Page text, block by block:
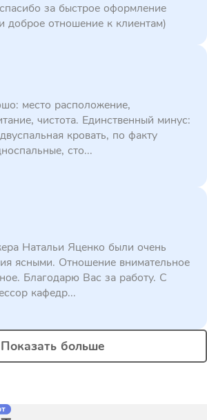
за быстрое оформление
доброе отношение к клиентам)
место расположение,
чистота. Единственный минус:
кровать, по факту
сто...
Натальи Яценко были очень
ясными. Отношение внимательное
Благодарю Вас за работу. С
кафедр...
Показать больше